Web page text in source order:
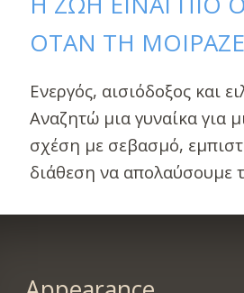
ΟΤΑΝ ΤΗ
Ενεργός, αισιόδοξος και
Αναζητώ μια γυναίκα για
σχέση με σεβασμό,
διάθεση να απολαύσουμε